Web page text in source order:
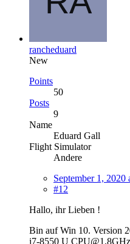
rancheduard
New
Points
50
Posts
9
Name
Eduard Gall
Flight Simulator
Andere
September 1, 2020
#12
Hallo, ihr Lieben !
Bin auf Win 10. Version
i7-8550 U